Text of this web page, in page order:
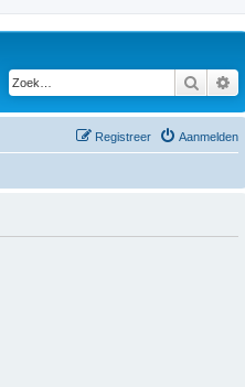
Zoek
Aanmelden
Registreer